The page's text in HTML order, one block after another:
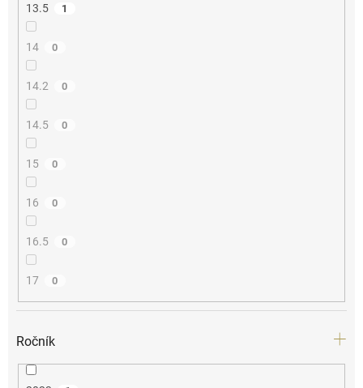
13.5 1
14 0
14.2 0
14.5 0
15 0
16 0
16.5 0
17 0
Ročník